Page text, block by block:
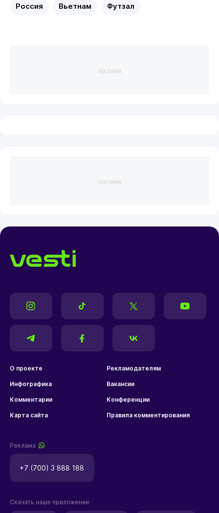
Россия Вьетнам Футзал
РЕКЛАМА
РЕКЛАМА
О проекте Рекламодателям
Инфографика Вакансии
Комментарии Конференции
Карта сайта Правила комментирования
Реклама
+7 (700) 3 888 188
Скачать наше приложение